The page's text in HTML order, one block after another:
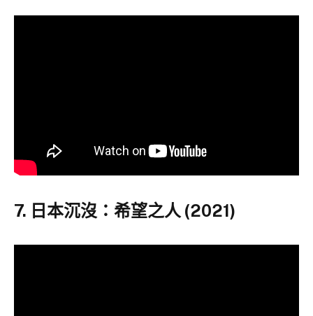
7. 日本沉沒：希望之人 (2021)